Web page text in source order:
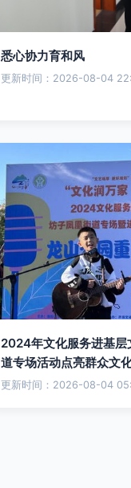
悉心协力育和风
更新时间：2026-08-04
2024年文化服务进基层
道专场活动点亮群众文
更新时间：2026-08-04